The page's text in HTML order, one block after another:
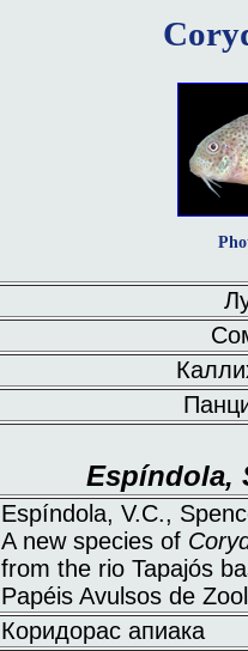
Espíndola,
Espíndola, V.C.,
A new species of
from the rio Tapajós
Papéis Avulsos de
Коридорас апиака